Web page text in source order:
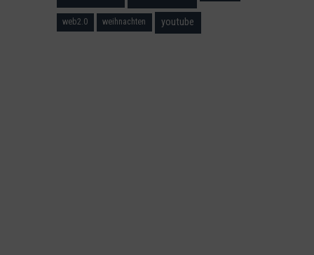
web2.0 weihnachten youtube